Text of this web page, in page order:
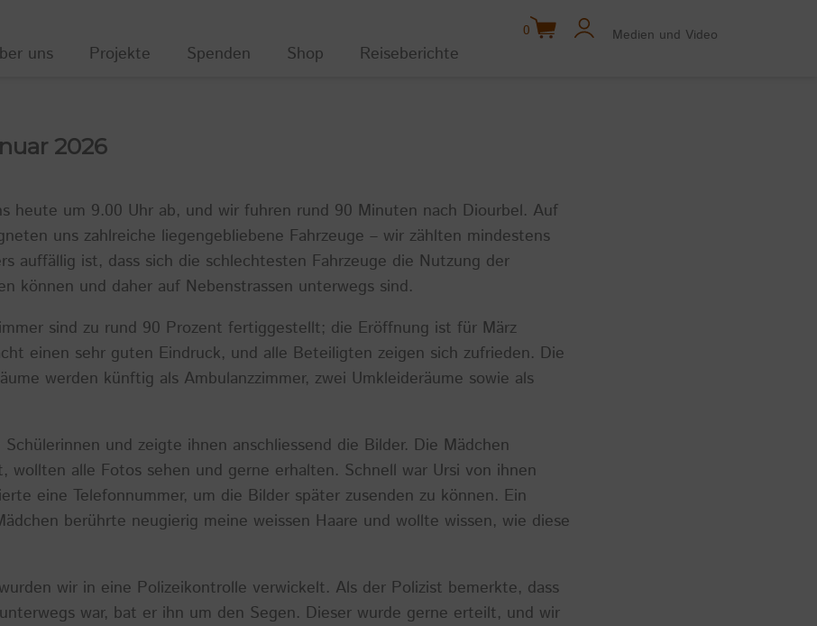
uns Projekte Spenden Shop Reiseberichte
0 Medien und Video
2026
heute um 9.00 Uhr ab, und wir fuhren rund 90 Minuten nach Diourbel. Auf
uns zahlreiche liegengebliebene Fahrzeuge – wir zählten mindestens
auffällig ist, dass sich die schlechtesten Fahrzeuge die Nutzung der
können und daher auf Nebenstrassen unterwegs sind.
sind zu rund 90 Prozent fertiggestellt; die Eröffnung ist für März
einen sehr guten Eindruck, und alle Beteiligten zeigen sich zufrieden. Die
werden künftig als Ambulanzzimmer, zwei Umkleideräume sowie als
und zeigte ihnen anschliessend die Bilder. Die Mädchen
wollten alle Fotos sehen und gerne erhalten. Schnell war Ursi von ihnen
eine Telefonnummer, um die Bilder später zusenden zu können. Ein
berührte neugierig meine weissen Haare und wollte wissen, wie diese
wir in eine Polizeikontrolle verwickelt. Als der Polizist bemerkte, dass
war, bat er ihn um den Segen. Dieser wurde gerne erteilt, und wir